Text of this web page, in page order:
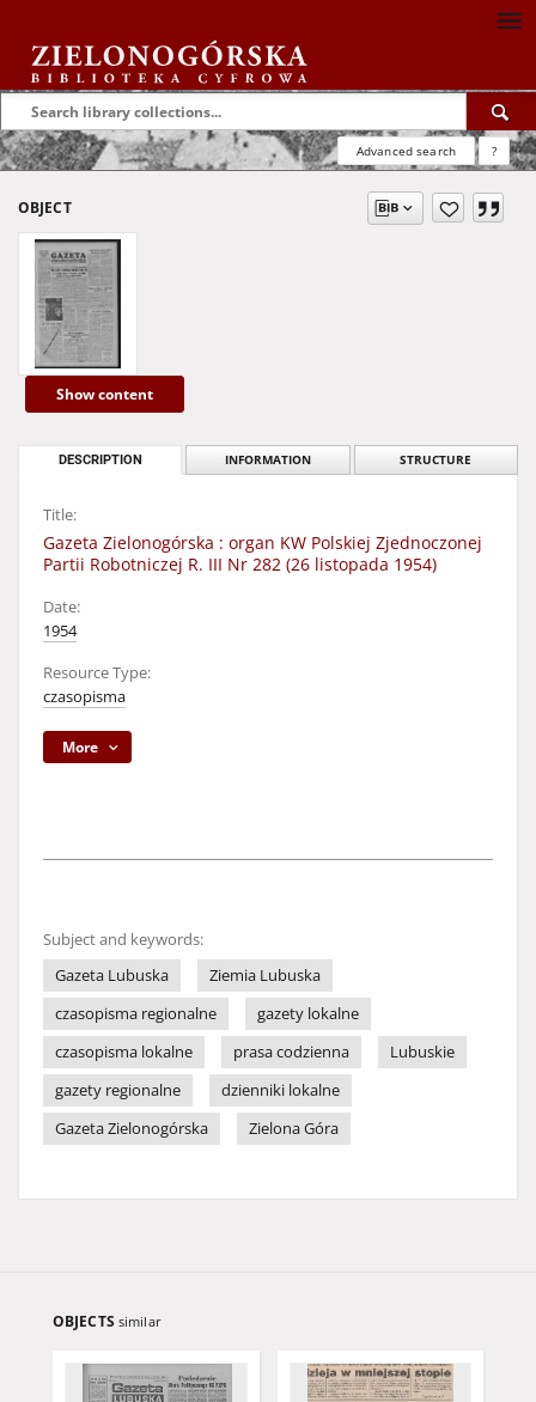
Advanced search ?
OBJECT
Show content
DESCRIPTION INFORMATION STRUCTURE
Title:
Gazeta Zielonogórska : organ KW Polskiej Zjednoczonej
Partii Robotniczej R. III Nr 282 (26 listopada 1954)
Date:
1954
Resource Type:
czasopisma
More
Subject and keywords:
Gazeta Lubuska
Ziemia Lubuska
czasopisma regionalne
gazety lokalne
czasopisma lokalne
prasa codzienna
Lubuskie
gazety regionalne
dzienniki lokalne
Gazeta Zielonogórska
Zielona Góra
OBJECTS similar